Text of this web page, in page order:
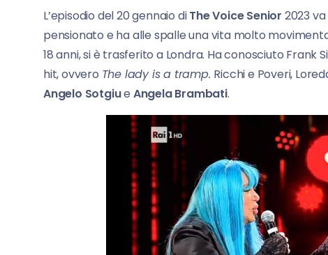
L’episodio del 20 gennaio diThe Voice Senior 2023
pensionato e ha alle spalle una vita molto
18 anni, si è trasferito a Londra. Ha conosciuto
hit, ovvero The lady is a tramp. Ricchi e Poveri,
Angelo Sotgiue Angela Brambati.